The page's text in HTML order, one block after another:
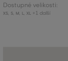
Dostupné velikosti:
XS, S, M L XL +1 další